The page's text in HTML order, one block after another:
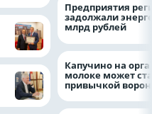
Предприятия
задолжали
млрд рублей
Капучино на
молоке может
привычкой